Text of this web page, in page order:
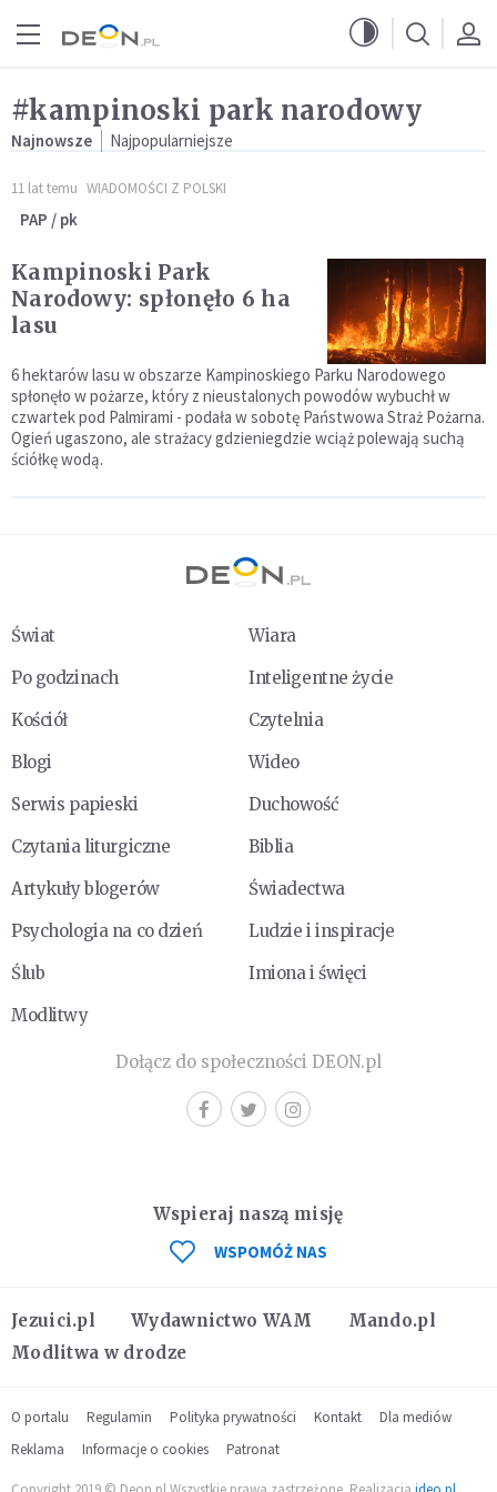
#kampinoski park narodowy
Najnowsze Najpopularniejsze
11 lat temu WIADOMOŚCI Z POLSKI
PAP / pk
Kampinoski Park
Narodowy: spłonęło 6 ha
lasu
6 hektarów lasu w obszarze Kampinoskiego Parku Narodowego
spłonęło w pożarze, który z nieustalonych powodów wybuchł w
czwartek pod Palmirami - podała w sobotę Państwowa Straż Pożarna.
Ogień ugaszono, ale strażacy gdzieniegdzie wciąż polewają suchą
ściółkę wodą.
Świat
Wiara
Po godzinach
Inteligentne życie
Kościół
Czytelnia
Blogi
Wideo
Serwis papieski
Duchowość
Czytania liturgiczne
Biblia
Artykuły blogerów
Świadectwa
Psychologia na co dzień
Ludzie i inspiracje
Ślub
Imiona i święci
Modlitwy
Dołącz do społeczności DEON.pl
Jezuici.pl Wydawnictwo WAM
Mando.pl
Modlitwa w drodze
Wspieraj naszą misję
WSPOMÓŻ NAS
O portalu Regulamin Polityka prywatności Kontakt
Dla mediów
Reklama
Informacje o cookies Patronat